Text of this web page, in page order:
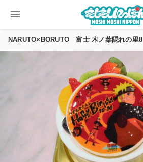
menu
NARUTO×BORUTO 富士 木ノ葉隠れの里8